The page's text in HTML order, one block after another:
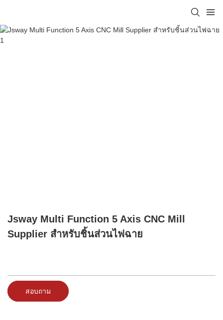
Jsway Multi Function 5 Axis CNC Mill
Supplier สำหรับชิ้นส่วนไฟฉาย
สอบถาม